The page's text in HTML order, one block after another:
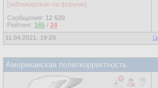
[заблокирован на форуме]
Сообщения: 12 620
Рейтинг: 165 / 24
11.04.2021, 19:20
Американская политкорректность